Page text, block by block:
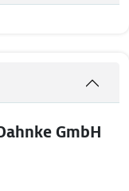
GmbH